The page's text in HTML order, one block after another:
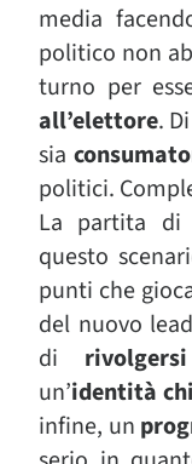
media
politico non
turno per
all’elettore.
sia
politici.
La partita di
questo
punti che
del nuovo
di rivolgersi
un’identità
infine, un